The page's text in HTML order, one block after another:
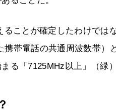
ことが確定したわけでは
携帯電話の共通周波数帯）
る「7125MHz以上」（緑